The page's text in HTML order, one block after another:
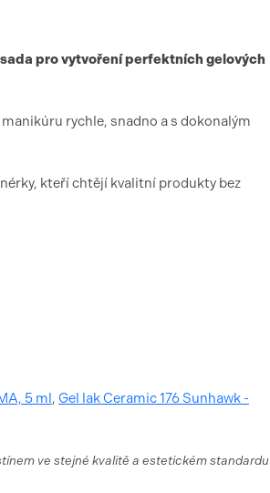
pro vytvoření perfektních gelových
rychle, snadno a s dokonalým
kteří chtějí kvalitní produkty bez
5 ml, Gel lak Ceramic 176 Sunhawk -
ve stejné kvalitě a estetickém standardu